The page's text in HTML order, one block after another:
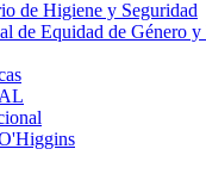
de Higiene y Seguridad
de Equidad de Género